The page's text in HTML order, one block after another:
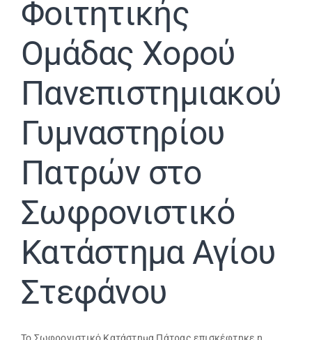
Φοιτητικής
Ομάδας Χορού
Πανεπιστημιακού
Γυμναστηρίου
Πατρών στο
Σωφρονιστικό
Κατάστημα Αγίου
Στεφάνου